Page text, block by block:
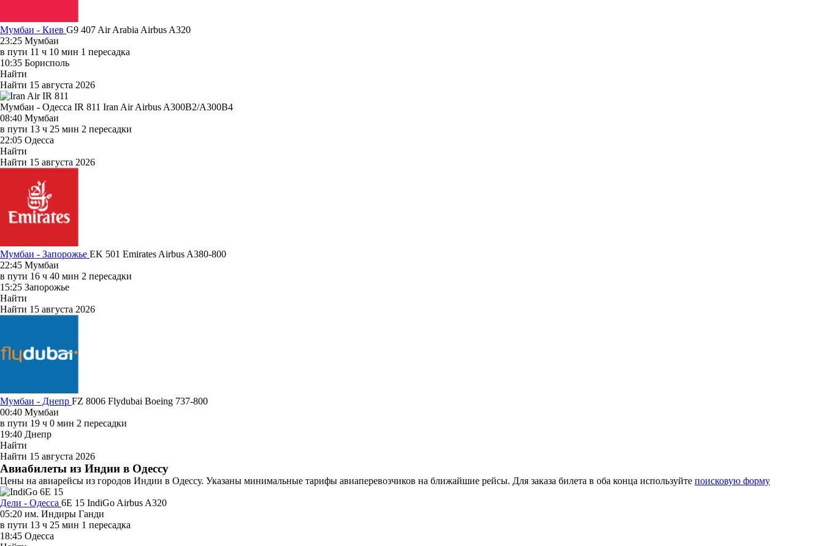
Мумбаи - Киев G9 407 Air Arabia Airbus A320
23:25 Мумбаи
в пути 11 ч 10 мин 1 пересадка
10:35 Борисполь
Найти
Найти 15 августа 2026
Мумбаи - Одесса IR 811 Iran AirAirbus A300B2/A300B4
08:40 Мумбаи
в пути 13 ч 25 мин 2 пересадки
22:05 Одесса
Найти
Найти 15 августа 2026
Мумбаи - Запорожье EK 501 Emirates Airbus A380-800
22:45 Мумбаи
в пути 16 ч 40 мин 2 пересадки
15:25 Запорожье
Найти
Найти 15 августа 2026
Мумбаи - Днепр FZ 8006 Flydubai Boeing 737-800
00:40 Мумбаи
в пути 19 ч 0 мин 2 пересадки
19:40 Днепр
Найти
Найти 15 августа 2026
Авиабилеты из Индии в Одессу
Цены на авиарейсы из городов Индии в Одессу. Указаны минимальные тарифы авиаперевозчиков на ближайшие рейсы. Для заказа билета в оба конца используйте поисковую форму
Дели - Одесса 6E 15 IndiGo Airbus A320
05:20 им. Индиры Ганди
в пути 13 ч 25 мин 1 пересадка
18:45 Одесса